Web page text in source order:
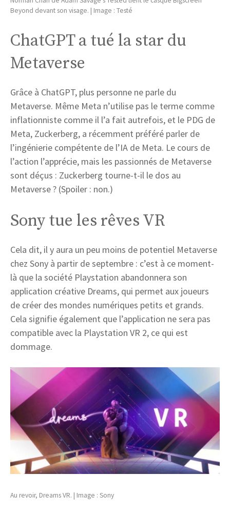
Beyond devant son visage. | Image : Testé
ChatGPT a tué la star du
Metaverse
Grâce à ChatGPT, plus personne ne parle du
Metaverse. Même Meta n’utilise pas le terme comme
inflationniste comme il l’a fait autrefois, et le PDG de
Meta, Zuckerberg, a récemment préféré parler de
l’ingénierie compétente de l’IA de Meta. Le cours de
l’action l’apprécie, mais les passionnés de Metaverse
sont déçus : Zuckerberg tourne-t-il le dos au
Metaverse ? (Spoiler : non.)
Sony tue les rêves VR
Cela dit, il y aura un peu moins de potentiel Metaverse
chez Sony à partir de septembre : c’est à ce moment-
là que la société Playstation abandonnera son
application créative Dreams, qui permet aux joueurs
de créer des mondes numériques petits et grands.
Cela signifie également que l’application ne sera pas
compatible avec la Playstation VR 2, ce qui est
dommage.
Au revoir, Dreams VR. | Image : Sony